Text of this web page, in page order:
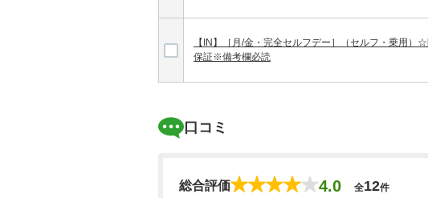
【IN】［月/金・完全セルフデー］（セルフ・乗用
保証※備考欄必読
口コミ
総合評価 4.0 全12件